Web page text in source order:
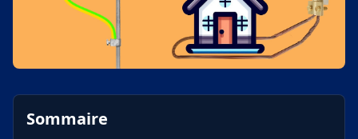
Sommaire